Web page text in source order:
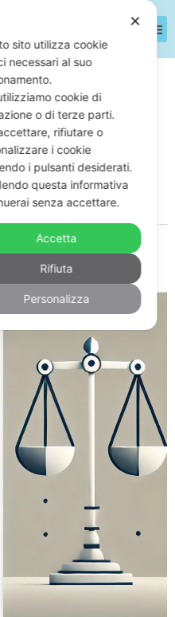
07:57
commento
✕
sito utilizza cookie
necessari al suo
cookie di
o di terze parti.
rifiutare o
i cookie
i pulsanti desiderati.
questa informativa
senza accettare.
Accetta
Rifiuta
Personalizza